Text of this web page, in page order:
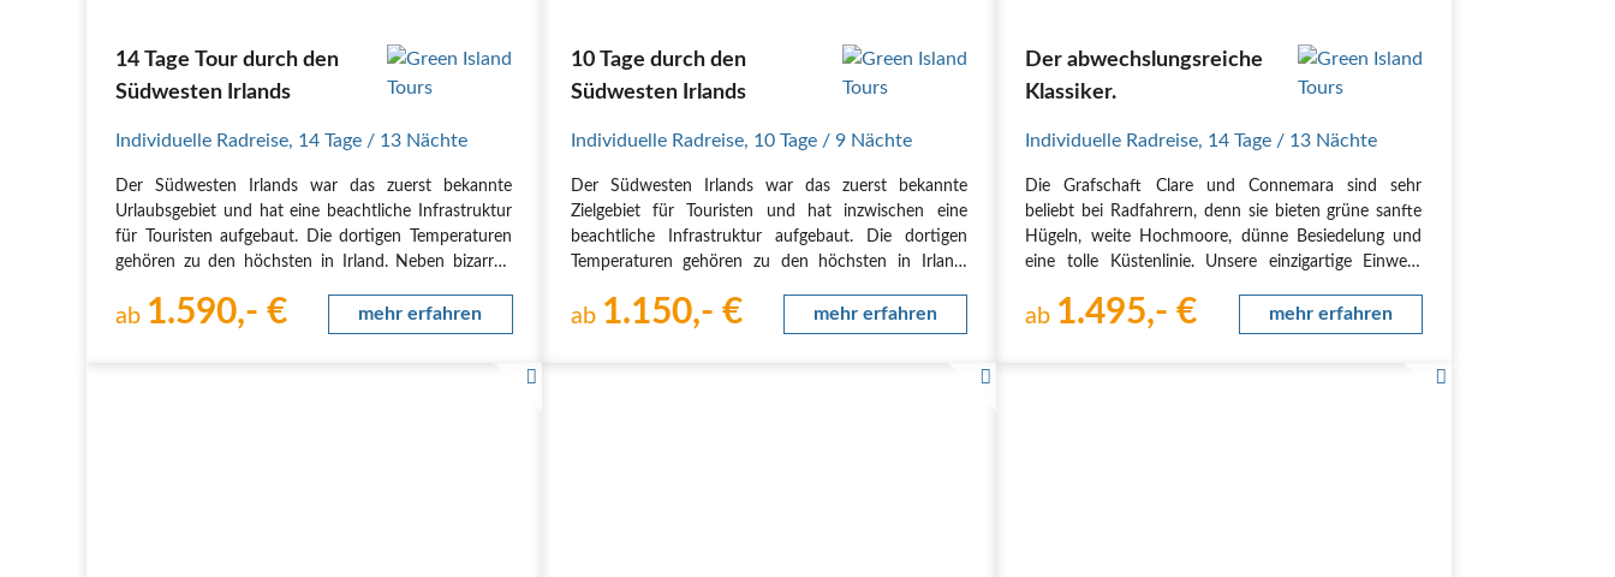
14 Tage Tour durch den
Südwesten Irlands
Individuelle Radreise, 14 Tage / 13 Nächte
Der Südwesten Irlands war das zuerst bekannte
Urlaubsgebiet und hat eine beachtliche Infrastruktur
für Touristen aufgebaut. Die dortigen Temperaturen
gehören zu den höchsten in Irland. Neben bizarren
Küstenabschnitte mit tollen Sandstränden und eine…
ab 1.590,- € mehr erfahren
10 Tage durch den
Südwesten Irlands
Individuelle Radreise, 10 Tage / 9 Nächte
Der Südwesten Irlands war das zuerst bekannte
Zielgebiet für Touristen und hat inzwischen eine
beachtliche Infrastruktur aufgebaut. Die dortigen
Temperaturen gehören zu den höchsten in Irland.
atemberaubende Küstenabschnitte mit tollen
ab 1.150,- € mehr erfahren
Der abwechslungsreiche
Klassiker.
Individuelle Radreise, 14 Tage / 13 Nächte
Die Grafschaft Clare und Connemara sind sehr
beliebt bei Radfahrern, denn sie bieten grüne sanfte
Hügeln, weite Hochmoore, dünne Besiedelung und
eine tolle Küstenlinie. Unsere einzigartige Einweg-
interessanter als die sonst üblichen Rundrouten.
ab 1.495,- € mehr erfahren